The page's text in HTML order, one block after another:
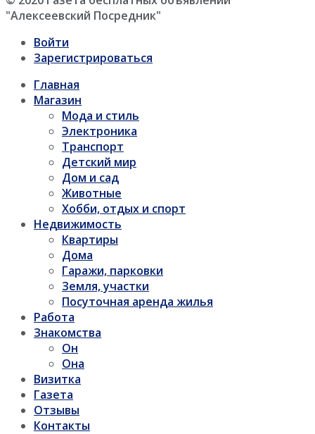
"Алексеевский Посредник"
Войти
Зарегистрироваться
Главная
Магазин
Мода и стиль
Электроника
Транспорт
Детский мир
Дом и сад
Животные
Хобби, отдых и спорт
Недвижимость
Квартиры
Дома
Гаражи, парковки
Земля, участки
Посуточная аренда жилья
Работа
Знакомства
Он
Она
Визитка
Газета
Отзывы
Контакты